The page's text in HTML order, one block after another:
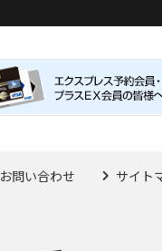
お問い合わせ サイト